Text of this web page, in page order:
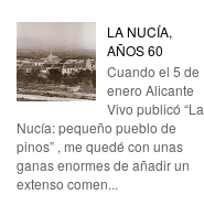
LA NUCÍA,
AÑOS 60
Cuando el 5 de
enero Alicante
Vivo publicó “La
Nucía: pequeño pueblo de
pinos” , me quedé con unas
ganas enormes de añadir un
extenso comen...